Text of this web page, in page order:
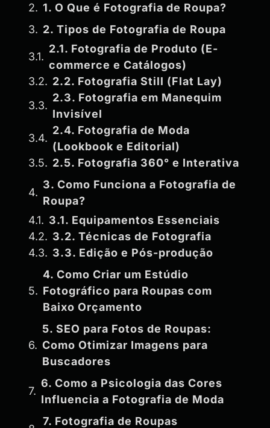
1. O Que é Fotografia de Roupa?
2. Tipos de Fotografia de Roupa
2.1. Fotografia de Produto (E-
commerce e Catálogos)
2.2. Fotografia Still (Flat Lay)
2.3. Fotografia em Manequim
Invisível
2.4. Fotografia de Moda
(Lookbook e Editorial)
2.5. Fotografia 360° e Interativa
3. Como Funciona a Fotografia de
Roupa?
3.1. Equipamentos Essenciais
3.2. Técnicas de Fotografia
3.3. Edição e Pós-produção
4. Como Criar um Estúdio
Fotográfico para Roupas com
Baixo Orçamento
5. SEO para Fotos de Roupas:
Como Otimizar Imagens para
Buscadores
6. Como a Psicologia das Cores
Influencia a Fotografia de Moda
7. Fotografia de Roupas